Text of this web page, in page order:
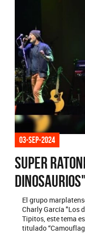
03-sep-2024
Super
El grupo
Charly García "Los
Tipitos, este tema
titulado